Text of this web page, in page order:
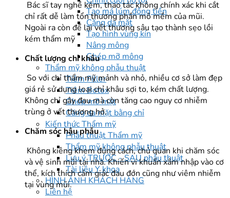
Tạo má lúm đồng tiền
Căng da mặt
Tạo hình vùng kín
Nâng mông
Ghép mỡ mông
Thẩm mỹ không phẫu thuật
Tiêm Filler
Tiêm Botox
Ghép mỡ mặt
Căng da mặt bằng chỉ
Kiến thức Thẩm mỹ
Phẫu thuật Thẩm mỹ
Thẩm mỹ không phẫu thuật
Lưu ý TRƯỚC - SAU phẫu thuật
Tài liệu Y khoa
HÌNH ẢNH KHÁCH HÀNG
Liên hệ
Bác sĩ tay nghề kém, thao tác không chính xác khi cắt
chỉ rất dễ làm tổn thương phần mô mềm của mũi.
Ngoài ra còn để lại vết thương sâu tạo thành sẹo lồi
kém thẩm mỹ
Chất lượng chỉ khâu
So với chỉ thẩm mỹ mảnh và nhỏ, nhiều cơ sở làm đẹp
giá rẻ sử dụng loại chỉ khâu sợi to, kém chất lượng.
Không chỉ gây đau mà còn tăng cao nguy cơ nhiễm
trùng ở vết thương hở.
Chăm sóc hậu phẫu
Không kiêng khem đúng cách, chủ quan khi chăm sóc
và vệ sinh mũi tại nhà. Khiến vi khuẩn xâm nhập vào cơ
thể, kích thích cảm giác đau đớn cũng như viêm nhiễm
tại vùng mũi.